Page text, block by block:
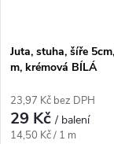
Juta, stuha, šíře
m, krémová BÍLÁ
23,97 Kč bez DPH
29 Kč/ balení
Měrná
14,50 Kč / 1 m